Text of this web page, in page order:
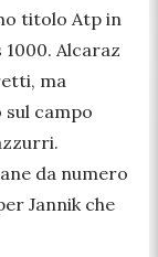
titolo Atp in
Alcaraz
ma
campo
da numero
Jannik che